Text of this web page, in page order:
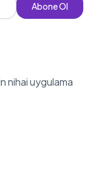
Abone Ol
nihai uygulama